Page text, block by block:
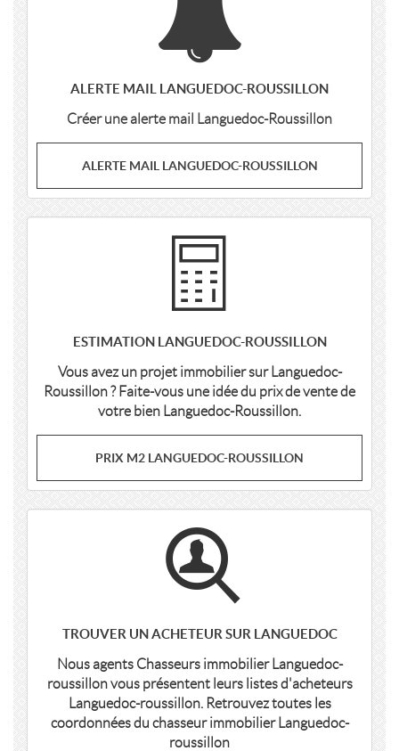
ALERTE MAIL LANGUEDOC-ROUSSILLON
Créer une alerte mail Languedoc-Roussillon
ALERTE MAIL LANGUEDOC-ROUSSILLON
ESTIMATION LANGUEDOC-ROUSSILLON
Vous avez un projet immobilier sur Languedoc-
Roussillon ? Faite-vous une idée du prix de vente de
votre bien Languedoc-Roussillon.
PRIX M2 LANGUEDOC-ROUSSILLON
TROUVER UN ACHETEUR SUR LANGUEDOC
Nous agents Chasseurs immobilier Languedoc-
roussillon vous présentent leurs listes d'acheteurs
Languedoc-roussillon. Retrouvez toutes les
coordonnées du chasseur immobilier Languedoc-
roussillon